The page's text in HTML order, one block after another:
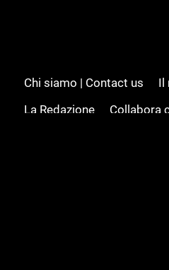
Chi siamo | Contact us
Il
La Redazione
Collabora